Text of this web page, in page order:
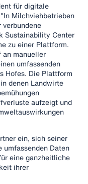
für digitale
Milchviehbetrieben
Sustainability Center
zu einer Plattform.
an manueller
umfassenden
Hofes. Die Plattform
denen Landwirte
aufzeigt und
ein, sich seiner
umfassenden Daten
eine ganzheitliche
ihrer